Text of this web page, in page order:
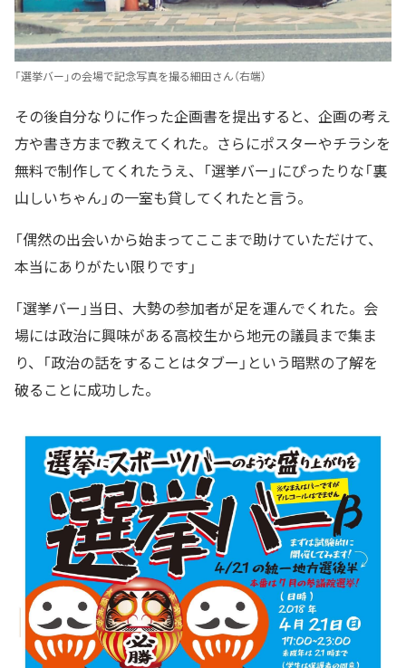
「選挙バー」の会場で記念写真を撮る細田さん（右端）
その後自分なりに作った企画書を提出すると、企画の考え
方や書き方まで教えてくれた。さらにポスターやチラシを
無料で制作してくれたうえ、「選挙バー」にぴったりな「裏
山しいちゃん」の一室も貸してくれたと言う。
「偶然の出会いから始まってここまで助けていただけて、
本当にありがたい限りです」
「選挙バー」当日、大勢の参加者が足を運んでくれた。会
場には政治に興味がある高校生から地元の議員まで集ま
り、「政治の話をすることはタブー」という暗黙の了解を
破ることに成功した。